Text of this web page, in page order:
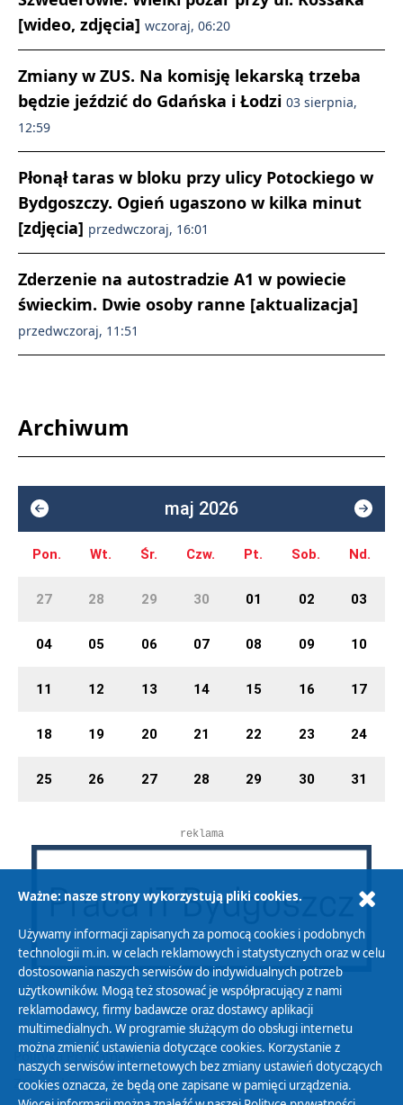
[wideo, zdjęcia] wczoraj, 06:20
Zmiany w ZUS. Na komisję lekarską trzeba
będzie jeździć do Gdańska i Łodzi 03 sierpnia,
12:59
Płonął taras w bloku przy ulicy Potockiego w
Bydgoszczy. Ogień ugaszono w kilka minut
[zdjęcia] przedwczoraj, 16:01
Zderzenie na autostradzie A1 w powiecie
świeckim. Dwie osoby ranne [aktualizacja]
przedwczoraj, 11:51
Archiwum
maj 2026
Pon. Wt. Śr. Czw. Pt. Sob. Nd.
27 28 29 30 01 02 03
04 05 06 07 08 09 10
11 12 13 14 15 16 17
18 19 20 21 22 23 24
25 26 27 28 29 30 31
reklama
Polityka Prywatności
Zasady korzystania z Serwisu
Ważne: nasze strony wykorzystują pliki cookies.
Używamy informacji zapisanych za pomocą cookies i podobnych
technologii m.in. w celach reklamowych i statystycznych oraz w celu
dostosowania naszych serwisów do indywidualnych potrzeb
użytkowników. Mogą też stosować je współpracujący z nami
reklamodawcy, firmy badawcze oraz dostawcy aplikacji
multimedialnych. W programie służącym do obsługi internetu
można zmienić ustawienia dotyczące cookies. Korzystanie z
naszych serwisów internetowych bez zmiany ustawień dotyczących
cookies oznacza, że będą one zapisane w pamięci urządzenia.